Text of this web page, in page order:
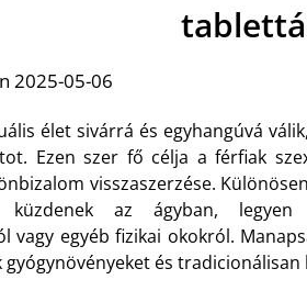
2025-05-06
élet sivárrá és egyhangúvá
Ezen szer fő célja a férfiak
visszaszerzése.
küzdenek az ágyban,
vagy egyéb fizikai okokról.
és